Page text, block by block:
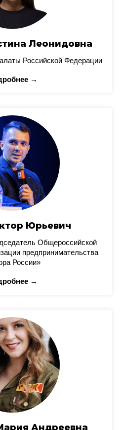
Леонидовна
Российской Федерации
→
Юрьевич
Общероссийской
предпринимательства
России»
→
Андреевна